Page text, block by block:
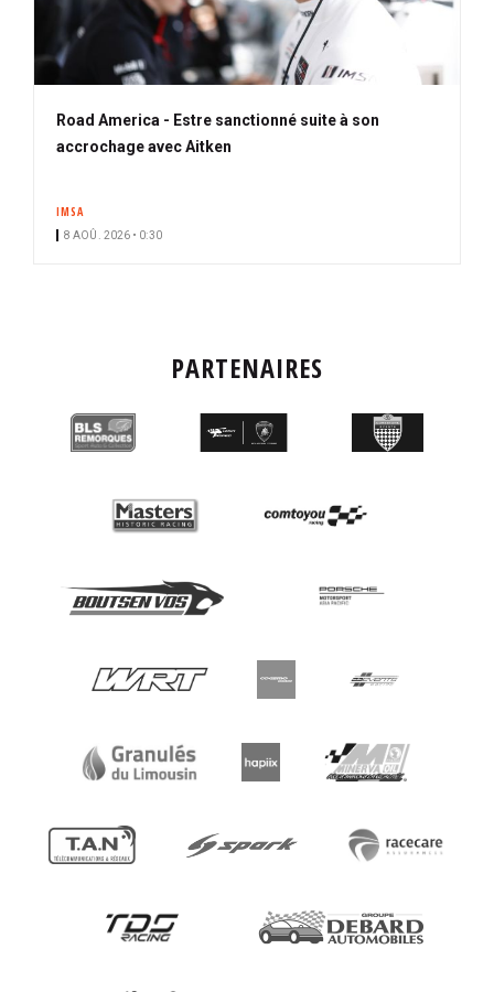
Road America - Estre sanctionné suite à son
accrochage avec Aitken
IMSA
8 AOÛ. 2026 • 0:30
PARTENAIRES